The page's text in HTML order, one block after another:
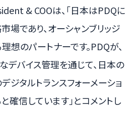
& COOは、「日本はPDQに
場であり、オーシャンブリッジ
想のパートナーです。PDQが、
デバイス管理を通じて、日本の
ジタルトランスフォーメーショ
確信しています」とコメントし